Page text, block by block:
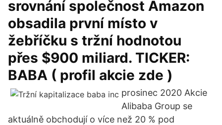
srovnání společnost Amazon
obsadila první místo v
žebříčku s tržní hodnotou
přes $900 miliard. TICKER:
BABA ( profil akcie zde )
prosinec 2020 Akcie
Alibaba Group se
aktuálně obchodují o více než 20 % pod